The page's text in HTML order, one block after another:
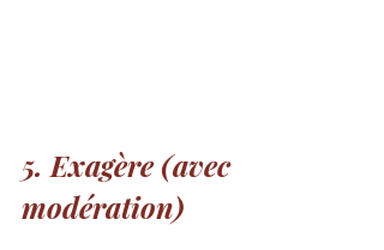
5. Exagère (avec
modération)